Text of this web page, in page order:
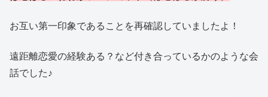
お互い第一印象であることを再確認していましたよ！
遠距離恋愛の経験ある？など付き合っているかのような会
話でした♪